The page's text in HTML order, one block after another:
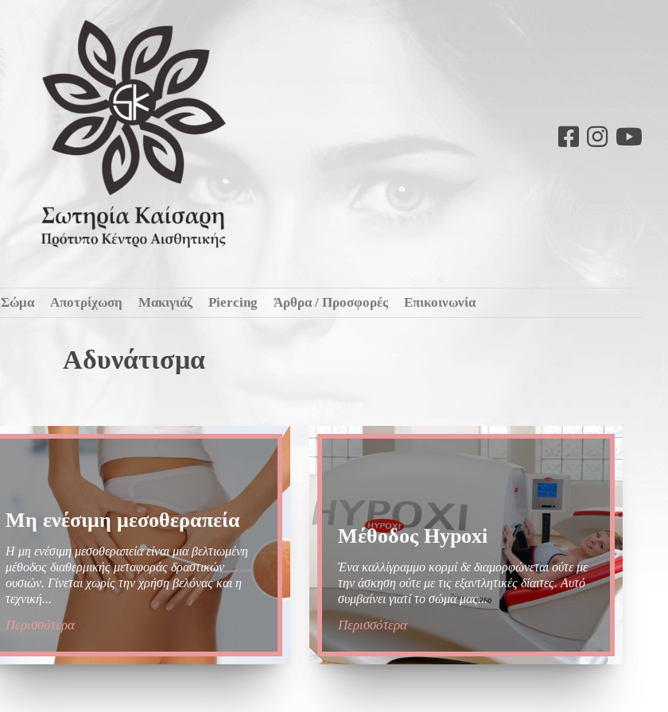
Σώμα Αποτρίχωση Μακιγιάζ Piercing Άρθρα / Προσφορές Επικοινωνία
Αδυνάτισμα
Μη ενέσιμη μεσοθεραπεία
Η μη ενέσιμη μεσοθεραπεία είναι μια βελτιωμένη
μέθοδος διαθερμικής μεταφοράς δραστικών
ουσιών. Γίνεται χωρίς την χρήση βελόνας και η
τεχνική...
Περισσότερα
Μέθοδος Hypoxi
Ένα καλλίγραμμο κορμί δε διαμορφώνεται ούτε με
την άσκηση ούτε με τις εξαντλητικές δίαιτες. Αυτό
συμβαίνει γιατί το σώμα μας...
Περισσότερα